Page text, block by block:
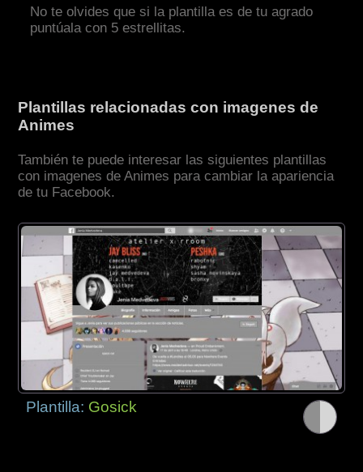
No te olvides que si la plantilla es de tu agrado
puntúala con 5 estrellitas.
Plantillas relacionadas con imagenes de
Animes
También te puede interesar las siguientes plantillas
con imagenes de Animes para cambiar la apariencia
de tu Facebook.
Plantilla: Gosick